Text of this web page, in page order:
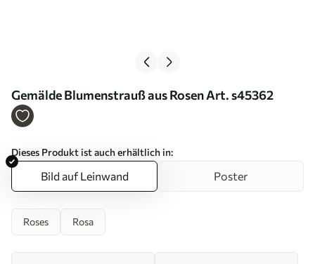
Gemälde Blumenstrauß aus Rosen Art. s45362
Dieses Produkt ist auch erhältlich in:
Bild auf Leinwand Poster
Roses Rosa